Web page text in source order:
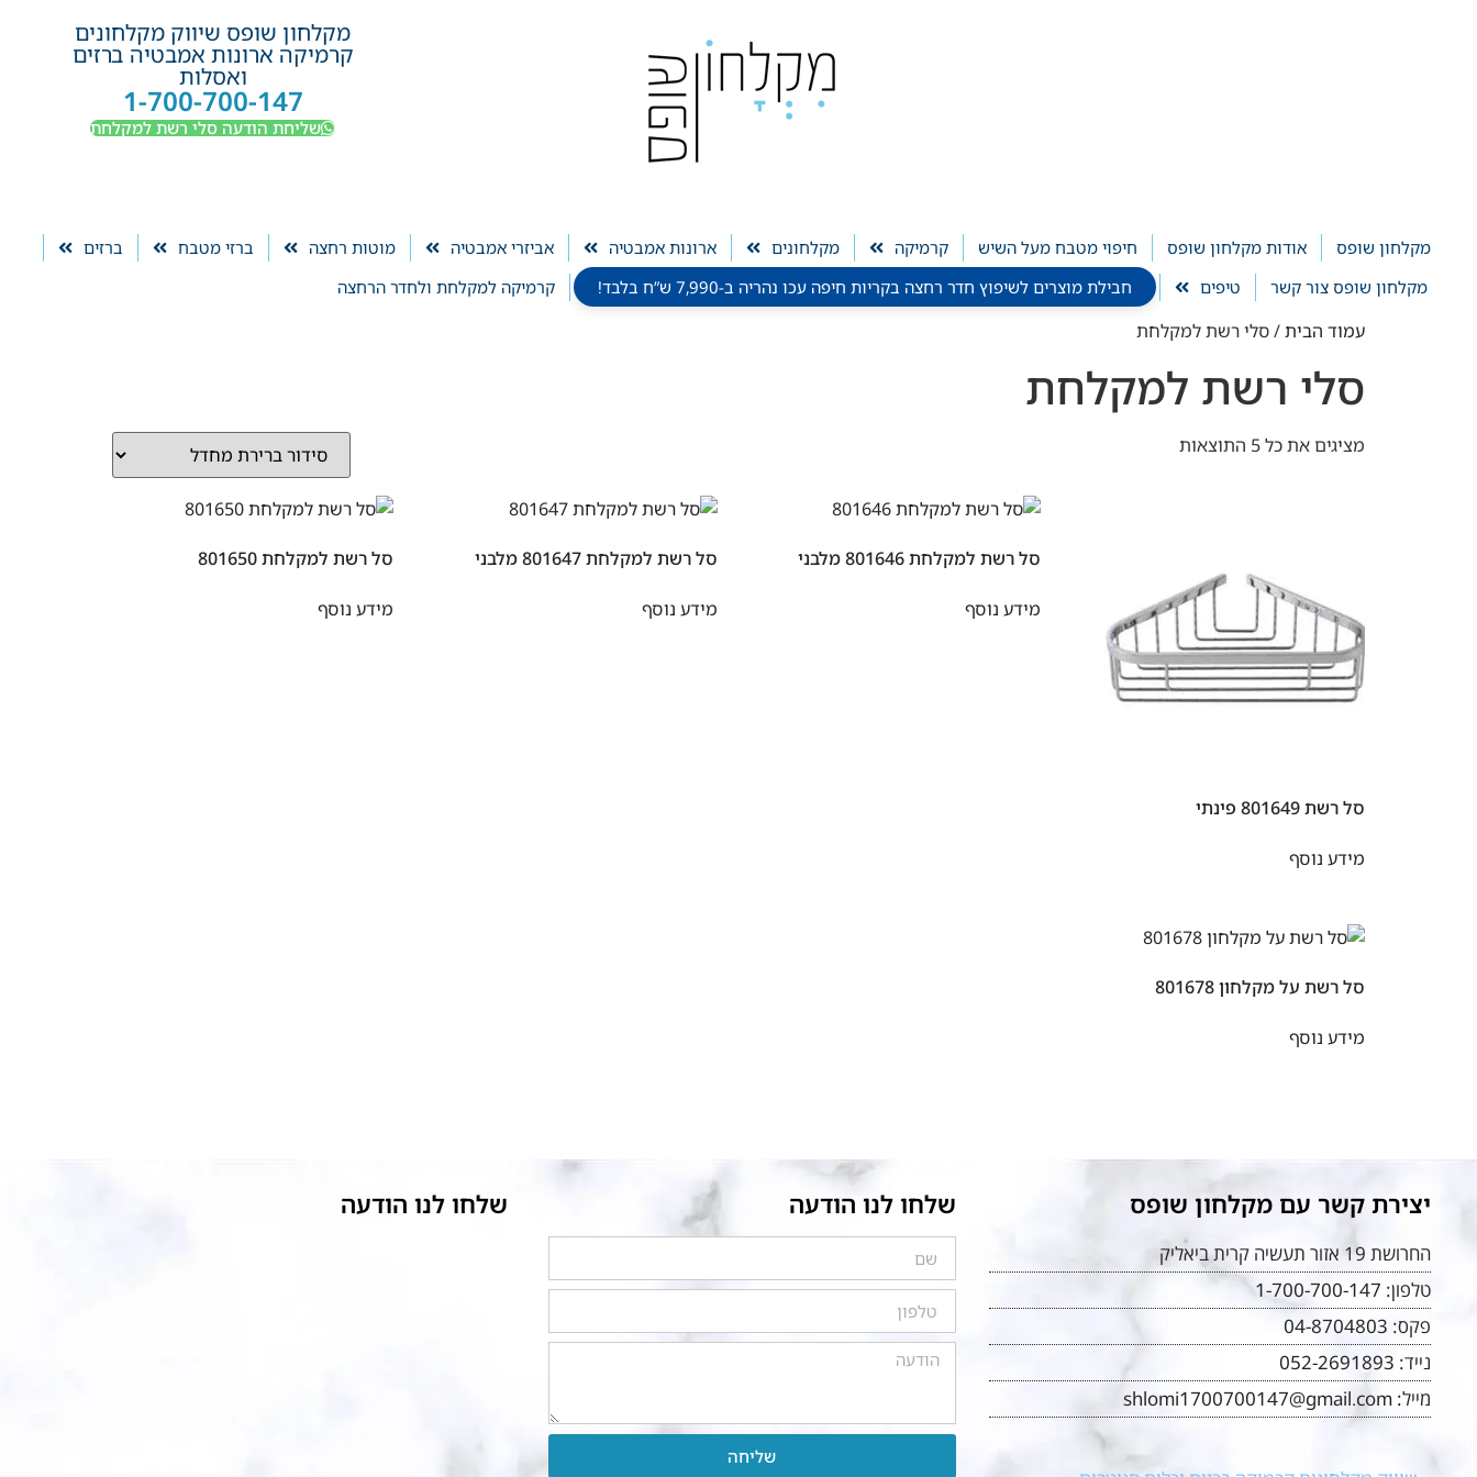
מקלחון שופס שיווק מקלחונים
קרמיקה ארונות אמבטיה ברזים
ואסלות
1-700-700-147
שליחת הודעה סלי רשת למקלחת
מקלחון שופס אודות מקלחון שופס חיפוי מטבח מעל השיש קרמיקה מקלחונים ארונות אמבטיה אביזרי אמבטיה מוטות רחצה ברזי מטבח
ברזים
מקלחון שופס צור קשר
טיפים חבילת מוצרים לשיפוץ חדר רחצה בקריות חיפה עכו נהריה ב-7,990 ש”ח בלבד! קרמיקה למקלחת ולחדר הרחצה
עמוד הבית/ סלי רשת למקלחת
סלי רשת למקלחת
מציגים את כל ⁦5⁩ התוצאות
סל רשת 801649 פינתי
מידע נוסף
סל רשת למקלחת 801646 מלבני
מידע נוסף
סל רשת למקלחת 801647 מלבני
מידע נוסף
סל רשת למקלחת 801650
מידע נוסף
סל רשת על מקלחון 801678
מידע נוסף
יצירת קשר עם מקלחון שופס
החרושת 19 אזור תעשיה קרית ביאליק
טלפון: 1-700-700-147
פקס: 04-8704803
נייד: 052-2691893
מייל: shlomi1700700147@gmail.com
שלחו לנו הודעה
שליחה
שלחו לנו הודעה